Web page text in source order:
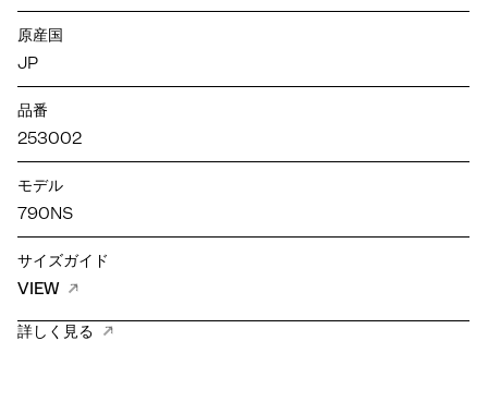
原産国
JP
品番
253002
モデル
790NS
サイズガイド
VIEW
詳しく見る